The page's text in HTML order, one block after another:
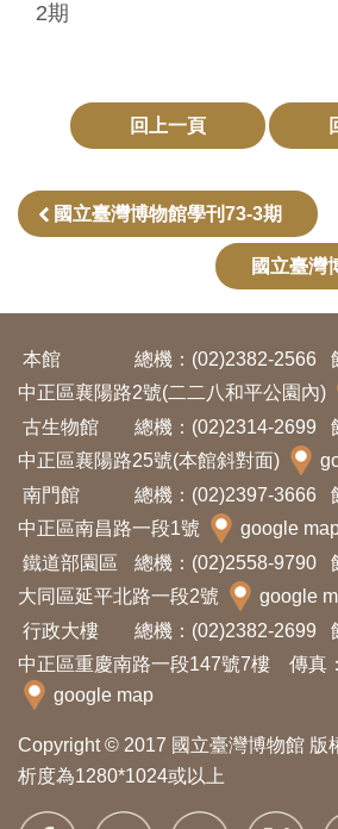
En
glis
日
本
Ind
on
esi
a
ng
Việ
t
2期
回上一頁
國立臺灣博物館學刊73-3期
國立臺灣
本館 總機：(02)2382-2566
中正區襄陽路2號(二二八和平公園內)
古生物館
總機：(02)2314-2699
中正區襄陽路25號(本館斜對面)
南門館
總機：(02)2397-3666
中正區南昌路一段1號
google
鐵道部園區
總機：(02)2558-9790
大同區延平北路一段2號
google
行政大樓
總機：(02)2382-2699
中正區重慶南路一段147號7樓 傳真
google map
Copyright © 2017 國立臺灣博物館 版
析度為1280*1024或以上